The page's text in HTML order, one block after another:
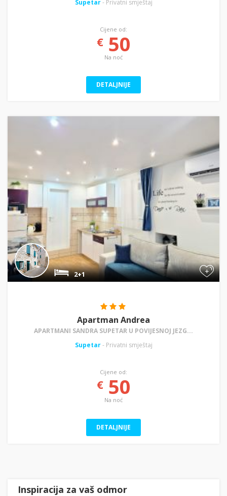
Supetar - Privatni smještaj
Cijene od:
€50
Na noć
DETALJNIJE
+
2+1
Apartman Andrea
APARTMANI SANDRA SUPETAR U POVIJESNOJ JEZG...
Supetar - Privatni smještaj
Cijene od:
€50
Na noć
DETALJNIJE
Inspiracija za vaš odmor